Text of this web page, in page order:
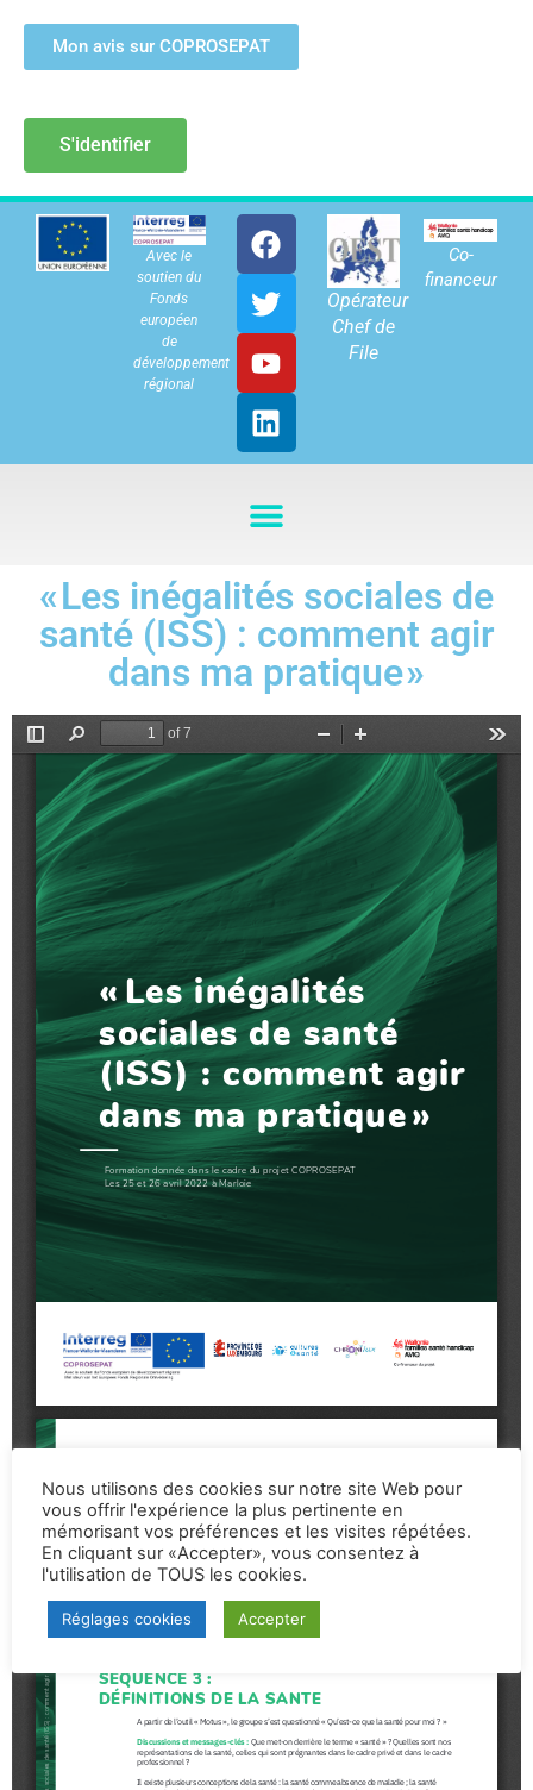
Mon avis sur COPROSEPAT
S'identifier
Avec le
soutien du
Fonds
européen
de
développement
régional
Opérateur
Chef de
File
Co-
financeur
« Les inégalités sociales de
santé (ISS) : comment agir
dans ma pratique »
Nous utilisons des cookies sur notre site Web pour
vous offrir l'expérience la plus pertinente en
mémorisant vos préférences et les visites répétées.
En cliquant sur «Accepter», vous consentez à
l'utilisation de TOUS les cookies.
Réglages cookies Accepter